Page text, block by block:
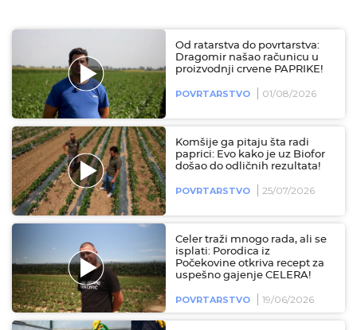
Od ratarstva do povrtarstva:
Dragomir našao računicu u
proizvodnji crvene PAPRIKE!
POVRTARSTVO 01/08/2026
Komšije ga pitaju šta radi
paprici: Evo kako je uz Biofor
došao do odličnih rezultata!
POVRTARSTVO 25/07/2026
Celer traži mnogo rada, ali se
isplati: Porodica iz
Počekovine otkriva recept za
uspešno gajenje CELERA!
POVRTARSTVO 19/06/2026